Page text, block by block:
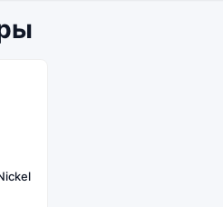
все сервисы. Не